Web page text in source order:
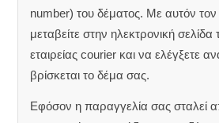
number) του δέματος. Με αυτόν τον
μεταβείτε στην ηλεκτρονική σελίδα
εταιρείας courier και να ελέγξετε
βρίσκεται το δέμα σας.
Εφόσον η παραγγελία σας σταλεί